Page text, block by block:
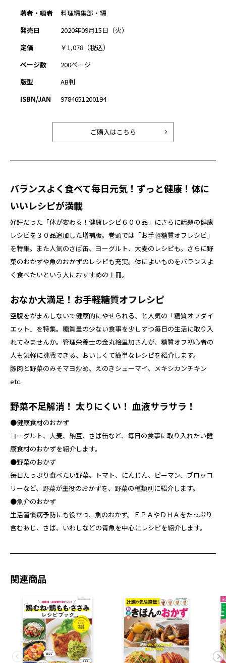
著者・編者
料理編集部・編
発売日
2020年09月15日（火）
定価
￥1,078（税込）
ページ数
200ページ
版型
AB判
ISBN/JAN
9784651200194
ご購入はこちら
バランスよく食べて毎日元気！ずっと健康！体に
いいレシピが満載
好評だった「体が変わる！健康レシピ６００品」にさらに話題の健康
レシピを３０品追加した増補版。巻頭では「お手軽糖質オフレシピ」
を特集。また人気のさば缶、ヨーグルト、大麦のレシピも。さらに野
菜のおかずや魚のおかずのレシピも充実。体によいものをバランスよ
く食べたいという人におすすめの１冊。
おなか大満足！お手軽糖質オフレシピ
空腹をがまんしないで健康的にやせられる、と人気の「糖質オフダイ
エット」を特集。糖質量の少ない食事を少しずつ毎日の生活に取り入
れてみませんか。管理栄養士の金丸絵里加さんが、糖質オフ初心者の
人も気軽に挑戦できる、おいしくて簡単なレシピを紹介します。
豚肉と野菜のみそマヨ炒め、えのきシューマイ、メキシカンチキン
etc.
野菜不足解消！ 太りにくい！ 血液サラサラ！
●健康食材のおかず
ヨーグルト、大麦、納豆、さば缶など、毎日の食事に取り入れたい健
康食材のおかずを紹介します。
●野菜のおかず
毎日たっぷり食べたい野菜。トマト、にんじん、ピーマン、ブロッコ
リーなど、野菜が主役のおかずを、野菜の種類別に紹介します。
●魚介のおかず
生活習慣病予防にも役立つ、魚のおかず。ＥＰＡやＤＨＡをたっぷり
含むあじ、さば、いわしなどの青魚を中心にレシピを紹介します。
関連商品